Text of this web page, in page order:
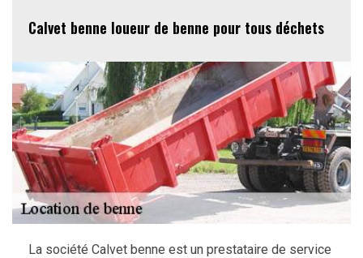
Calvet benne loueur de benne pour tous déchets
La société Calvet benne est un prestataire de service